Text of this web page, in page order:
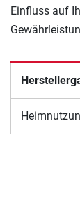
Einfluss auf